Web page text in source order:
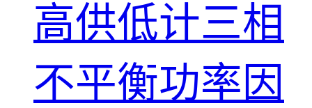
高供低计三相
不平衡功率因